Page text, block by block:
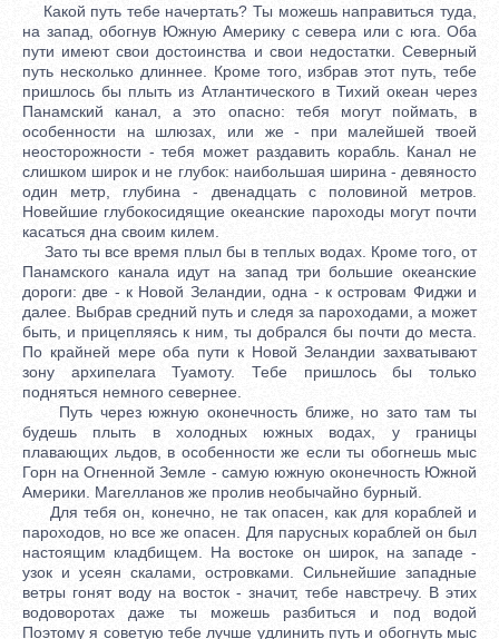
Какой путь тебе начертать? Ты можешь направиться туда,
на запад, обогнув Южную Америку с севера или с юга. Оба
пути имеют свои достоинства и свои недостатки. Северный
путь несколько длиннее. Кроме того, избрав этот путь, тебе
пришлось бы плыть из Атлантического в Тихий океан через
Панамский канал, а это опасно: тебя могут поймать, в
особенности на шлюзах, или же - при малейшей твоей
неосторожности - тебя может раздавить корабль. Канал не
слишком широк и не глубок: наибольшая ширина - девяносто
один метр, глубина - двенадцать с половиной метров.
Новейшие глубокосидящие океанские пароходы могут почти
касаться дна своим килем.
Зато ты все время плыл бы в теплых водах. Кроме того, от
Панамского канала идут на запад три большие океанские
дороги: две - к Новой Зеландии, одна - к островам Фиджи и
далее. Выбрав средний путь и следя за пароходами, а может
быть, и прицепляясь к ним, ты добрался бы почти до места.
По крайней мере оба пути к Новой Зеландии захватывают
зону архипелага Туамоту. Тебе пришлось бы только
подняться немного севернее.
Путь через южную оконечность ближе, но зато там ты
будешь плыть в холодных южных водах, у границы
плавающих льдов, в особенности же если ты обогнешь мыс
Горн на Огненной Земле - самую южную оконечность Южной
Америки. Магелланов же пролив необычайно бурный.
Для тебя он, конечно, не так опасен, как для кораблей и
пароходов, но все же опасен. Для парусных кораблей он был
настоящим кладбищем. На востоке он широк, на западе -
узок и усеян скалами, островками. Сильнейшие западные
ветры гонят воду на восток - значит, тебе навстречу. В этих
водоворотах даже ты можешь разбиться и под водой
Поэтому я советую тебе лучше удлинить путь и обогнуть мыс